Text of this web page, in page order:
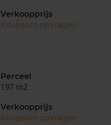
Verkoopprijs
Koopsom opvragen
Perceel
197 m2
Verkoopprijs
Koopsom opvragen